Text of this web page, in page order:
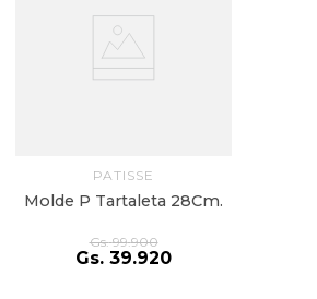
PATISSE
Molde P Tartaleta 28Cm.
Gs. 99.900
Gs. 39.920